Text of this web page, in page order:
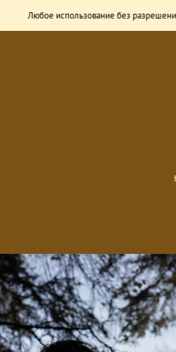
Любое использование без